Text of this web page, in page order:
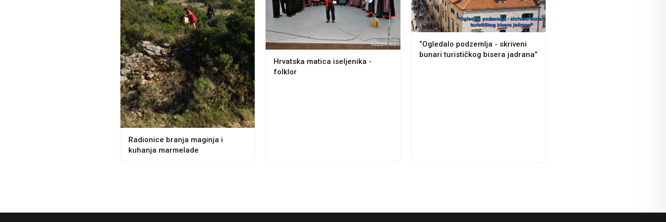
Radionice branja maginja i
kuhanja marmelade
Hrvatska matica iseljenika -
folklor
“Ogledalo podzemlja - skriveni
bunari turističkog bisera jadrana”